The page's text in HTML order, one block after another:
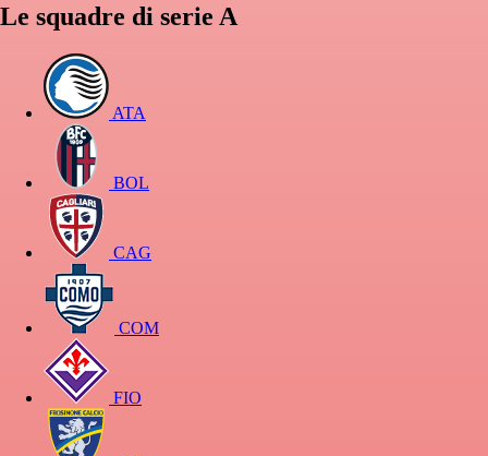
Le squadre di serie A
ATA
BOL
CAG
COM
FIO